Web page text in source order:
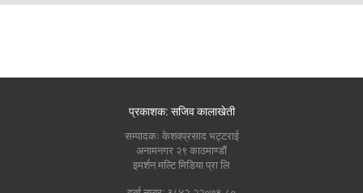
प्रकाशक: सजिव कालाखेती
सम्पादकः केशवप्रसाद भट्टराई
अनामनगर २९ काठमाण्डौं
इमर्शन मल्टि मिडिया प्रा लि